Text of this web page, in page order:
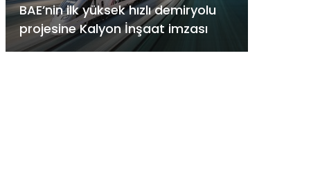
BAE’nin ilk yüksek hızlı demiryolu
projesine Kalyon İnşaat imzası